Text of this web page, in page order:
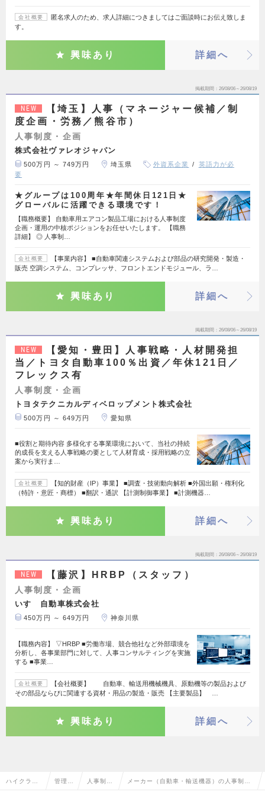
会社概要
匿名求人のため、求人詳細につきましてはご面談時にお伝え致しま
す。
興味あり 詳細へ
掲載期間 26/08/06～26/08/19
NEW
【埼玉】人事（マネージャー候補／制
度企画・労務／熊谷市）
人事制度・企画
株式会社ヴァレオジャパン
500万円 ～ 749万円 埼玉県 外資系企業
英語力が必
要
★グループは100周年★年間休日121日★
グローバルに活躍できる環境です！
【職務概要】 自動車用エアコン製品工場における人事制度
企画・運用の中核ポジションをお任せいたします。 【職務
詳細】 ◎ 人事制…
会社概要
【事業内容】 ■自動車関連システムおよび部品の研究開発・製造・
販売 空調システム、コンプレッサ、フロントエンドモジュール、ラ…
興味あり 詳細へ
掲載期間 26/08/06～26/08/19
NEW
【愛知・豊田】人事戦略・人材開発担
当／トヨタ自動車100％出資／年休121日／
フレックス有
人事制度・企画
トヨタテクニカルディベロップメント株式会社
500万円 ～ 649万円 愛知県
■役割と期待内容 多様化する事業環境において、当社の持続
的成長を支える人事戦略の要として人材育成・採用戦略の立
案から実行ま…
会社概要
【知的財産（IP）事業】 ■調査・技術動向解析 ■外国出願・権利化
（特許・意匠・商標） ■翻訳・通訳 【計測制御事業】 ■計測機器…
興味あり 詳細へ
掲載期間 26/08/06～26/08/19
NEW 【藤沢】HRBP（スタッフ）
人事制度・企画
いすゞ自動車株式会社
450万円 ～ 649万円 神奈川県
【職務内容】 ▽HRBP ■労働市場、競合他社など外部環境を
分析し、各事業部門に対して、人事コンサルティングを実施
する ■事業…
会社概要
【会社概要】 自動車、輸送用機械機具、原動機等の製品および
その部品ならびに関連する資材・用品の製造・販売 【主要製品】 …
興味あり 詳細へ
ハイクラス 管理部 人事制 メーカー（自動車・輸送機器）の人事制